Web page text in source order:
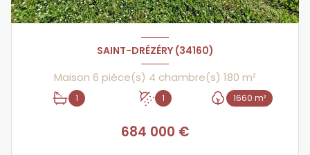
SAINT-DRÉZÉRY (34160)
Maison 6 pièce(s) 4 chambre(s) 180 m²
1 1 1660 m²
684 000 €